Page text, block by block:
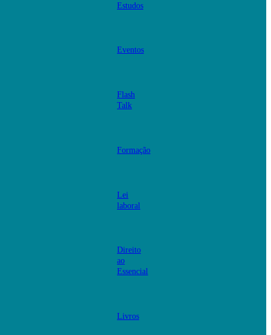
Estudos
Eventos
Flash
Talk
Formação
Lei
laboral
Direito
ao
Essencial
Livros